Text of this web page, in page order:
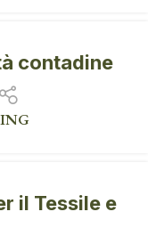
contadine
il Tessile e